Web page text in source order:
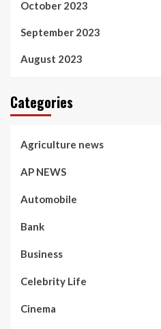
October 2023
September 2023
August 2023
Categories
Agriculture news
AP NEWS
Automobile
Bank
Business
Celebrity Life
Cinema